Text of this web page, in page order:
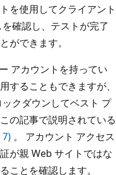
を使用してクライアント
確認し、テストが完了
ができます。
アカウントを持ってい
することもできますが、
クダウンしてベスト プ
の記事で説明されている
7) 。 アカウント アクセス
が親 Web サイトではな
ことを確認します。